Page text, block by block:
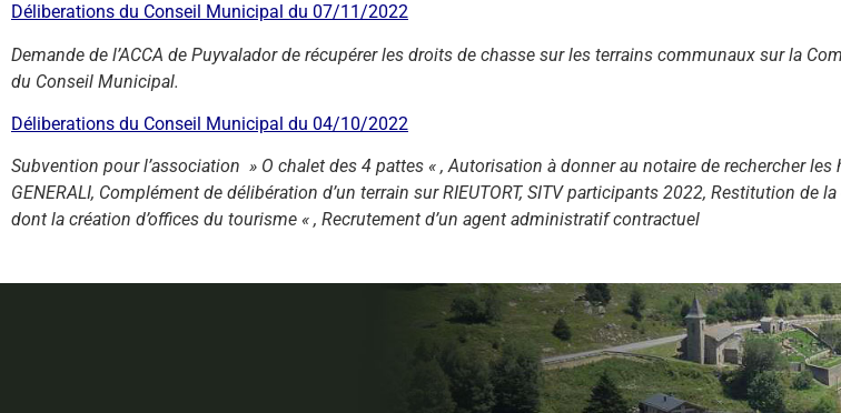
Déliberations du Conseil Municipal du 07/11/2022
Demande de l’ACCA de Puyvalador de récupérer les droits de chasse sur les terrains communaux sur la
du Conseil Municipal.
Déliberations du Conseil Municipal du 04/10/2022
Subvention pour l’association » O chalet des 4 pattes « , Autorisation à donner au notaire de rechercher
GENERALI, Complément de délibération d’un terrain sur RIEUTORT, SITV participants 2022, Restitution
dont la création d’offices du tourisme « , Recrutement d’un agent administratif contractuel